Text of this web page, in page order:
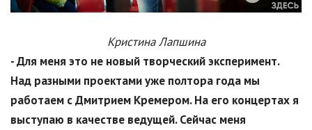
Кристина Лапшина
- Для меня это не новый творческий эксперимент.
Над разными проектами уже полтора года мы
работаем с Дмитрием Кремером. На его концертах я
выступаю в качестве ведущей. Сейчас меня